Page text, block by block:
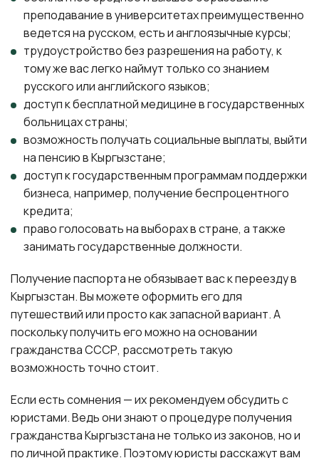
преподавание в университетах преимущественно
ведется на русском, есть и англоязычные курсы;
трудоустройство без разрешения на работу, к
тому же вас легко наймут только со знанием
русского или английского языков;
доступ к бесплатной медицине в государственных
больницах страны;
возможность получать социальные выплаты, выйти
на пенсию в Кыргызстане;
доступ к государственным программам поддержки
бизнеса, например, получение беспроцентного
кредита;
право голосовать на выборах в стране, а также
занимать государственные должности.
Получение паспорта не обязывает вас к переезду в
Кыргызстан. Вы можете оформить его для
путешествий или просто как запасной вариант. А
поскольку получить его можно на основании
гражданства СССР, рассмотреть такую
возможность точно стоит.
Если есть сомнения — их рекомендуем обсудить с
юристами. Ведь они знают о процедуре получения
гражданства Кыргызстана не только из законов, но и
по личной практике. Поэтому юристы расскажут вам